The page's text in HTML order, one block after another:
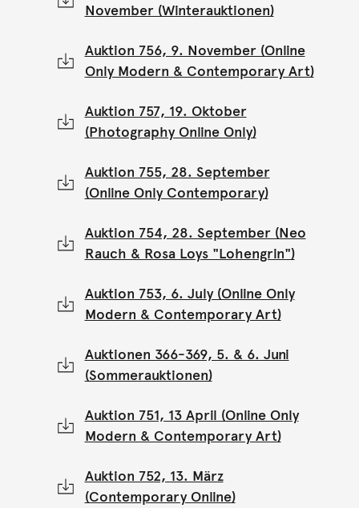
November (Winterauktionen)
Auktion 756, 9. November (Online
Only Modern & Contemporary Art)
Auktion 757, 19. Oktober
(Photography Online Only)
Auktion 755, 28. September
(Online Only Contemporary)
Auktion 754, 28. September (Neo
Rauch & Rosa Loys "Lohengrin")
Auktion 753, 6. July (Online Only
Modern & Contemporary Art)
Auktionen 366-369, 5. & 6. Juni
(Sommerauktionen)
Auktion 751, 13 April (Online Only
Modern & Contemporary Art)
Auktion 752, 13. März
(Contemporary Online)